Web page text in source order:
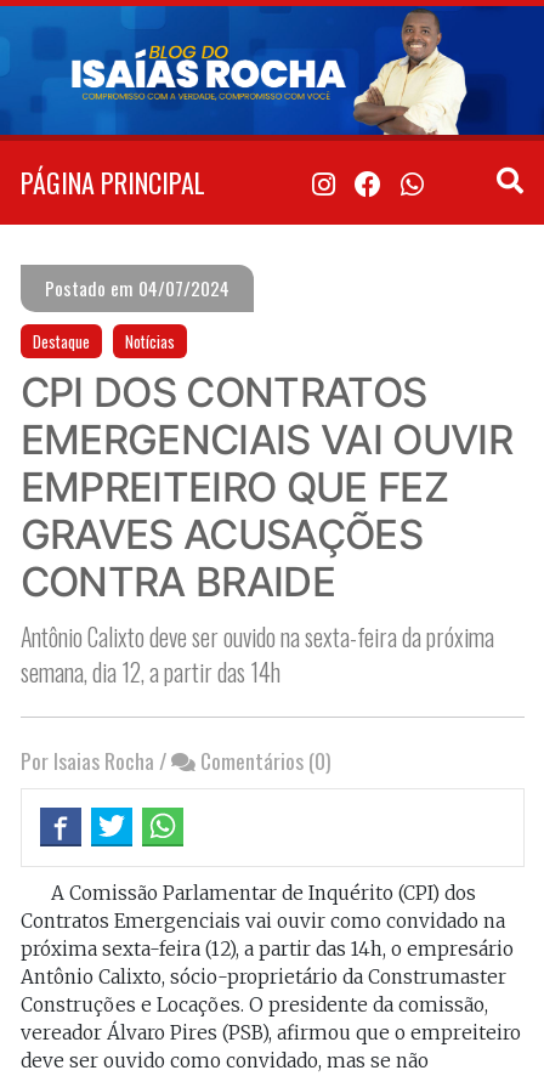
Pular
conteúdo
PÁGINA PRINCIPAL
Postado em 04/07/2024
Destaque Notícias
CPI DOS CONTRATOS
EMERGENCIAIS VAI OUVIR
EMPREITEIRO QUE FEZ
GRAVES ACUSAÇÕES
CONTRA BRAIDE
Antônio Calixto deve ser ouvido na sexta-feira da próxima
semana, dia 12, a partir das 14h
Por Isaias Rocha / Comentários (0)
A Comissão Parlamentar de Inquérito (CPI) dos
Contratos Emergenciais vai ouvir como convidado na
próxima sexta-feira (12), a partir das 14h, o empresário
Antônio Calixto, sócio-proprietário da Construmaster
Construções e Locações. O presidente da comissão,
vereador Álvaro Pires (PSB), afirmou que o empreiteiro
deve ser ouvido como convidado, mas se não